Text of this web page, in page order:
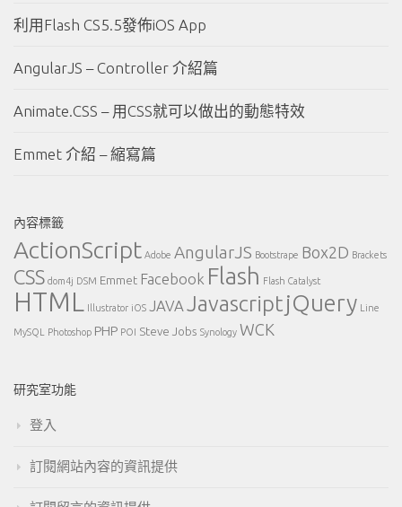
利用Flash CS5.5發佈iOS App
AngularJS – Controller 介紹篇
Animate.CSS – 用CSS就可以做出的動態特效
Emmet 介紹 – 縮寫篇
內容標籤
ActionScript Adobe AngularJS Bootstrape Box2D Brackets
CSS dom4j DSM Emmet Facebook Flash Flash Catalyst
HTML Illustrator iOS JAVA JavascriptjQuery Line
MySQL Photoshop PHP POI Steve Jobs Synology WCK
研究室功能
登入
訂閱網站內容的資訊提供